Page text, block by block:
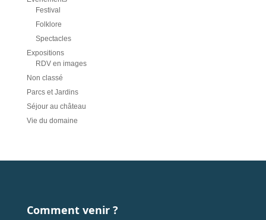
Festival
Folklore
Spectacles
Expositions
RDV en images
Non classé
Parcs et Jardins
Séjour au château
Vie du domaine
Comment venir ?